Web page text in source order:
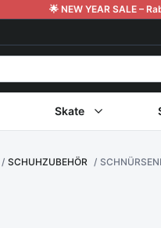
🌟 NEW YEAR SALE –
Skate
SCHUHZUBEHÖR